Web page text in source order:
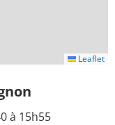
Leaflet
à 15h55